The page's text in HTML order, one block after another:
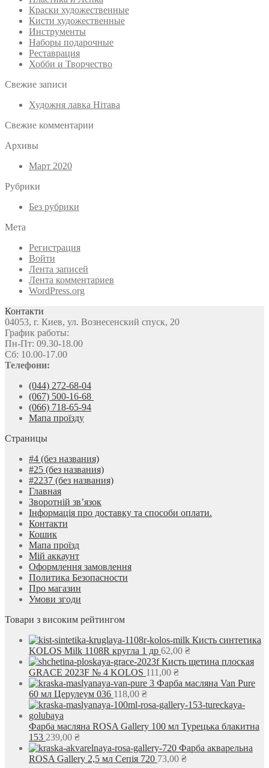
Краски художественные
Кисти художественные
Инструменты
Наборы подарочные
Реставрация
Хобби и Творчество
Свежие записи
Художня лавка Нітава
Свежие комментарии
Архивы
Март 2020
Рубрики
Без рубрики
Мета
Регистрация
Войти
Лента записей
Лента комментариев
WordPress.org
Контакти
04053, г. Киев, ул. Вознесенский спуск, 20
График работы:
Пн-Пт: 09.30-18.00
Сб: 10.00-17.00
Телефони:
(044) 272-68-04
(067) 500-16-68
(066) 718-65-94
Мапа проїзду
Страницы
#4 (без названия)
#25 (без названия)
#2237 (без названия)
Главная
Зворотній зв’язок
Інформація про доставку та способи оплати.
Контакти
Кошик
Мапа проїзд
Мій аккаунт
Оформлення замовлення
Политика Безопасности
Про магазин
Умови згоди
Товари з високим рейтингом
Кисть синтетика
KOLOS Milk 1108R кругла 1 др 62,00 ₴
Кисть щетина плоская
GRACE 2023F № 4 KOLOS 111,00 ₴
Фарба масляна Van Pure
60 мл Церулеум 036 118,00 ₴
Фарба масляна ROSA Gallery 100 мл Турецька блакитна
153 239,00 ₴
Фарба акварельна
ROSA Gallery 2,5 мл Сепія 720 73,00 ₴